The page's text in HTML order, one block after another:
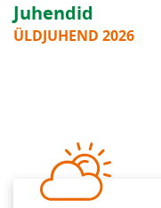
Juhendid
ÜLDJUHEND 2026